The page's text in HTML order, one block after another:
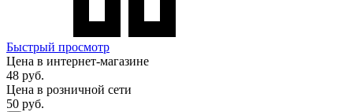
Быстрый просмотр
Цена в интернет-магазине
48 руб.
Цена в розничной сети
50 руб.